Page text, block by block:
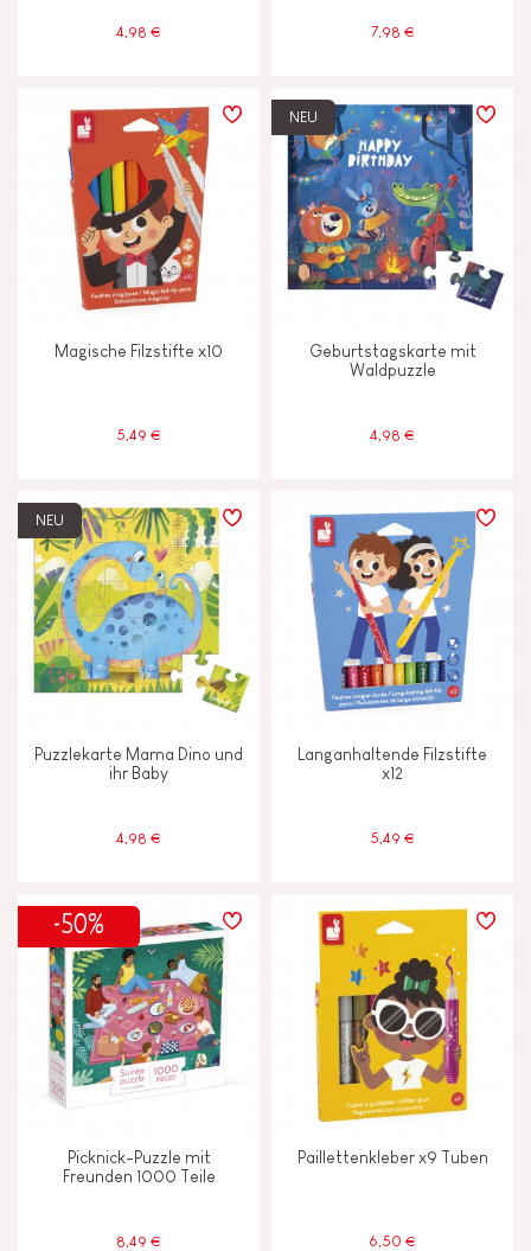
4,98 € 7,98 €
Magische Filzstifte x10
5,49 €
NEU
Geburtstagskarte mit
Waldpuzzle
4,98 €
NEU
Puzzlekarte Mama Dino und
ihr Baby
4,98 €
Langanhaltende Filzstifte
x12
5,49 €
-50%
Picknick-Puzzle mit
Freunden 1000 Teile
8,49 €
Paillettenkleber x9 Tuben
6,50 €